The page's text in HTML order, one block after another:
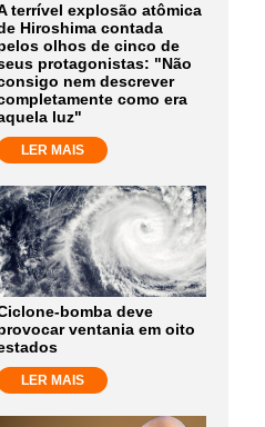
terrível explosão atômica
Hiroshima contada
olhos de cinco de
protagonistas: "Não
nem descrever
como era
luz"
LER MAIS
bomba deve
ventania em oito
LER MAIS